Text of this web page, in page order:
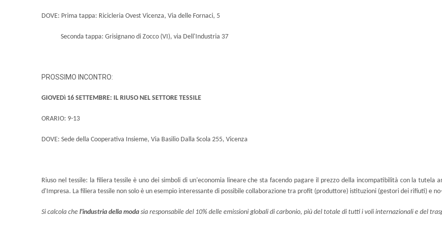
DOVE: Prima tappa: Ricicleria Ovest Vicenza, Via delle Fornaci, 5
Seconda tappa: Grisignano di Zocco (VI), via Dell'Industria 37
PROSSIMO INCONTRO:
GIOVEDì 16 SETTEMBRE: IL RIUSO NEL SETTORE TESSILE
ORARIO: 9-13
DOVE: Sede della Cooperativa Insieme, Via Basilio Dalla Scola 255, Vicenza
Riuso nel tessile: la filiera tessile è uno dei simboli di un'economia lineare che sta facendo pagare il prezzo della incompatibilità con la tutela
d'Impresa. La filiera tessile non solo è un esempio interessante di possibile collaborazione tra profit (produttore) istituzioni (gestori dei rifiuti) e
Si calcola che l'industria della moda sia responsabile del 10% delle emissioni globali di carbonio, più del totale di tutti i voli internazionali e del